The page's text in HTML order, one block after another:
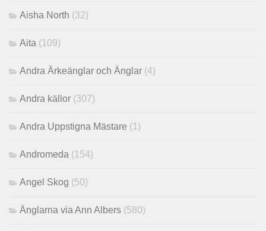
Aisha North (32)
Aita (109)
Andra Ärkeänglar och Änglar (4)
Andra källor (307)
Andra Uppstigna Mästare (1)
Andromeda (154)
Angel Skog (50)
Änglarna via Ann Albers (580)